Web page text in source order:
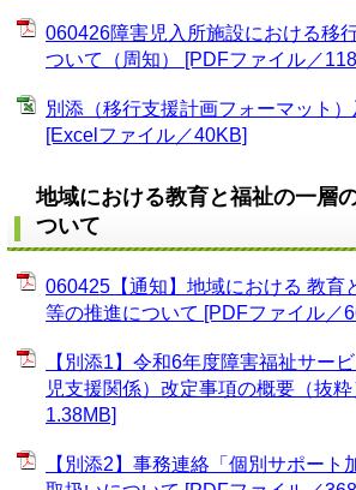
060426障害児入所施設における移
ついて（周知） [PDFファイル／
別添（移行支援計画フォーマット）
[Excelファイル／40KB]
地域における教育と福祉の一層
ついて
060425【通知】地域における 教育
等の推進について [PDFファイル／
【別添1】令和6年度障害福祉サー
児支援関係）改定事項の概要（抜
1.38MB]
【別添2】事務連絡「個別サポート